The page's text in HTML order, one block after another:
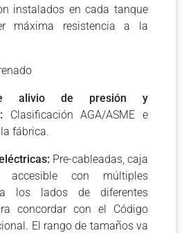
instalados en cada tanque
máxima resistencia a la
alivio de presión y
Clasificación AGA/ASME e
fábrica.
Pre-cableadas, caja
con múltiples
a los lados de diferentes
concordar con el Código
El rango de tamaños va